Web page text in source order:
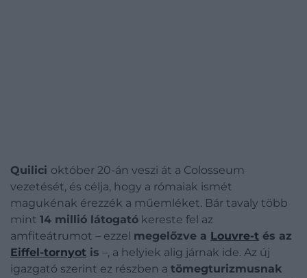
Quilici október 20-án veszi át a Colosseum
vezetését, és célja, hogy a rómaiak ismét
magukénak érezzék a műemléket. Bár tavaly több
mint 14 millió látogató kereste fel az
amfiteátrumot – ezzel megelőzve a Louvre-t és az
Eiffel-tornyot is –, a helyiek alig járnak ide. Az új
igazgató szerint ez részben a tömegturizmusnak